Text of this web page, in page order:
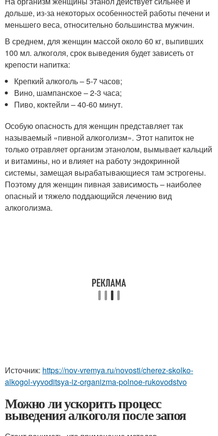
дольше, из-за некоторых особенностей работы печени и
меньшего веса, относительно большинства мужчин.
В среднем, для женщин массой около 60 кг, выпивших
100 мл. алкоголя, срок выведения будет зависеть от
крепости напитка:
Крепкий алкоголь – 5-7 часов;
Вино, шампанское – 2-3 часа;
Пиво, коктейли – 40-60 минут.
Особую опасность для женщин представляет так
называемый «пивной алкоголизм». Этот напиток не
только отравляет организм этанолом, вымывает кальций
и витамины, но и влияет на работу эндокринной
системы, замещая вырабатывающиеся там эстрогены.
Поэтому для женщин пивная зависимость – наиболее
опасный и тяжело поддающийся лечению вид
алкоголизма.
Источник: https://nov-vremya.ru/novosti/cherez-skolko-
alkogol-vyvoditsya-iz-organizma-polnoe-rukovodstvo
Можно ли ускорить процесс
выведения алкоголя после запоя